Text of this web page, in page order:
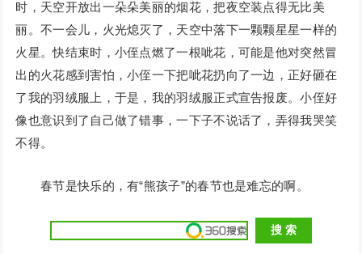
时，天空开放出一朵朵美丽的烟花，把夜空装点得无比美
丽。不一会儿，火光熄灭了，天空中落下一颗颗星星一样的
火星。快结束时，小侄点燃了一根呲花，可能是他对突然冒
出的火花感到害怕，小侄一下把呲花扔向了一边，正好砸在
了我的羽绒服上，于是，我的羽绒服正式宣告报废。小侄好
像也意识到了自己做了错事，一下子不说话了，弄得我哭笑
不得。
春节是快乐的，有“熊孩子”的春节也是难忘的啊。